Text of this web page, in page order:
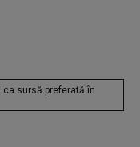
ca sursă preferată în